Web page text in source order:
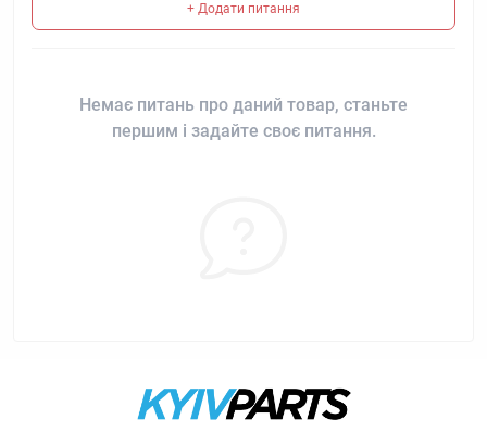
+ Додати питання
Немає питань про даний товар, станьте
першим і задайте своє питання.